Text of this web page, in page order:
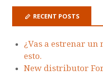
RECENT POSTS
¿Vas a estrenar un
esto.
New distributor